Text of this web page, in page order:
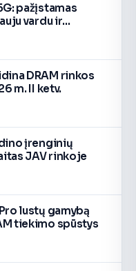
pažįstamas
vardu ir
DRAM rinkos
m. II ketv.
įrenginių
JAV rinkoje
lustų gamybą
tiekimo spūstys